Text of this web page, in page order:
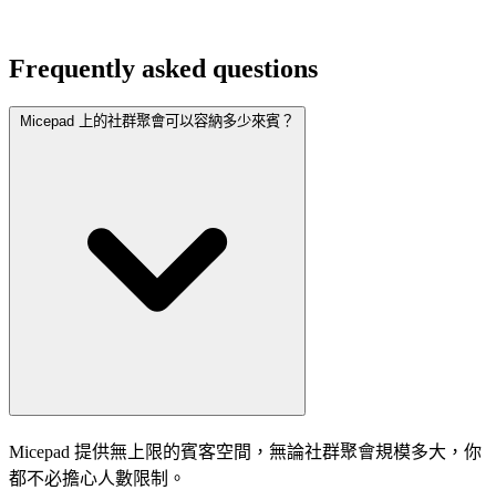
Frequently asked questions
Micepad 上的社群聚會可以容納多少來賓？
Micepad 提供無上限的賓客空間，無論社群聚會規模多大，你
都不必擔心人數限制。